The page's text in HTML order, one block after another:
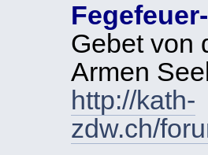
Gebet von
Armen
http://kath-
zdw.ch/